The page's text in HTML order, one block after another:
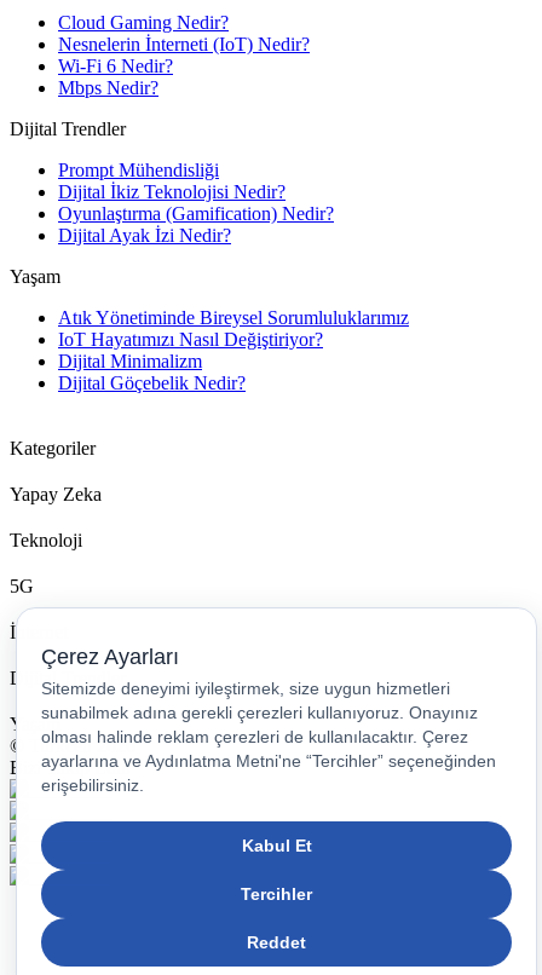
Cloud Gaming Nedir?
Nesnelerin İnterneti (IoT) Nedir?
Wi-Fi 6 Nedir?
Mbps Nedir?
Dijital Trendler
Prompt Mühendisliği
Dijital İkiz Teknolojisi Nedir?
Oyunlaştırma (Gamification) Nedir?
Dijital Ayak İzi Nedir?
Yaşam
Atık Yönetiminde Bireysel Sorumluluklarımız
IoT Hayatımızı Nasıl Değiştiriyor?
Dijital Minimalizm
Dijital Göçebelik Nedir?
Kategoriler
Yapay Zeka
Teknoloji
5G
İnternet
Dijital Trendler
Yaşam
© Turkcell 2026
Bizi Takip Edin